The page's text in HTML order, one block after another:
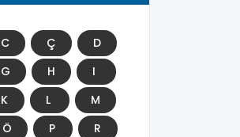
C Ç
D
G H
I
K L
M
Ö P
R